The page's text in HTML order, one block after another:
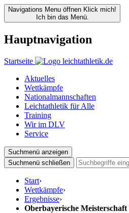
Navigations Menu öffnen Klick mich!
Ich bin das Menü.
Hauptnavigation
Startseite
Aktuelles
Wettkämpfe
Nationalmannschaften
Leichtathletik für Alle
Training
Wir im DLV
Service
Suchmenü anzeigen
Suchmenü schließen
Start›
Wettkämpfe›
Ergebnisse›
Oberbayerische